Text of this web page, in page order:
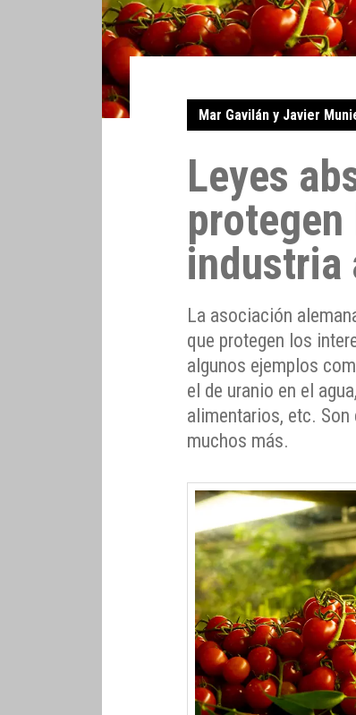
Mar Gavilán y Javier
Leyes
industria
La asociación
que protegen los
algunos ejemplos
el de uranio en el
alimentarios, etc.
muchos más.